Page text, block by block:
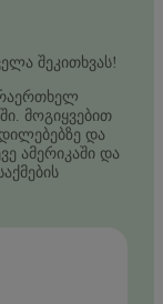
შეკითხვას!
მოგიყვებით
და
ამერიკაში და